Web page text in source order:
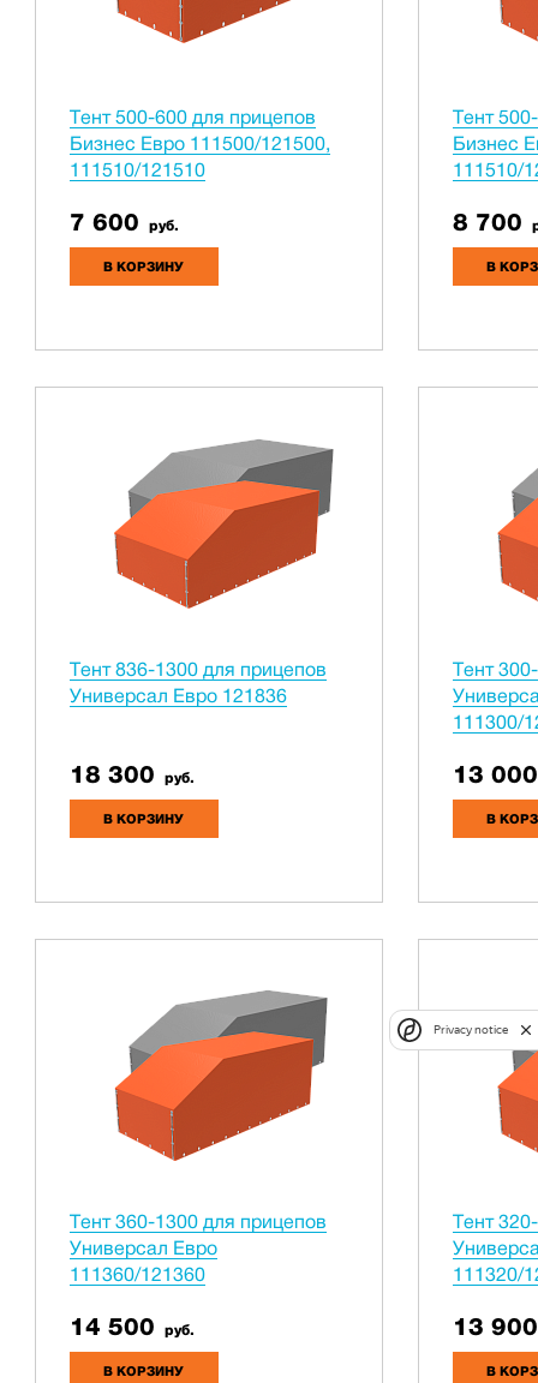
Тент 500-600 для прицепов
Бизнес Евро 111500/121500,
111510/121510
7 600 руб.
В КОРЗИНУ
Тент
Бизнес
111510/
8 700
В
Тент 836-1300 для прицепов
Универсал Евро 121836
18 300 руб.
В КОРЗИНУ
Тент
111300/
13 000
В
Тент 360-1300 для прицепов
Универсал Евро
111360/121360
14 500 руб.
В КОРЗИНУ
Тент
111320/
13 900
В
Privacy notice